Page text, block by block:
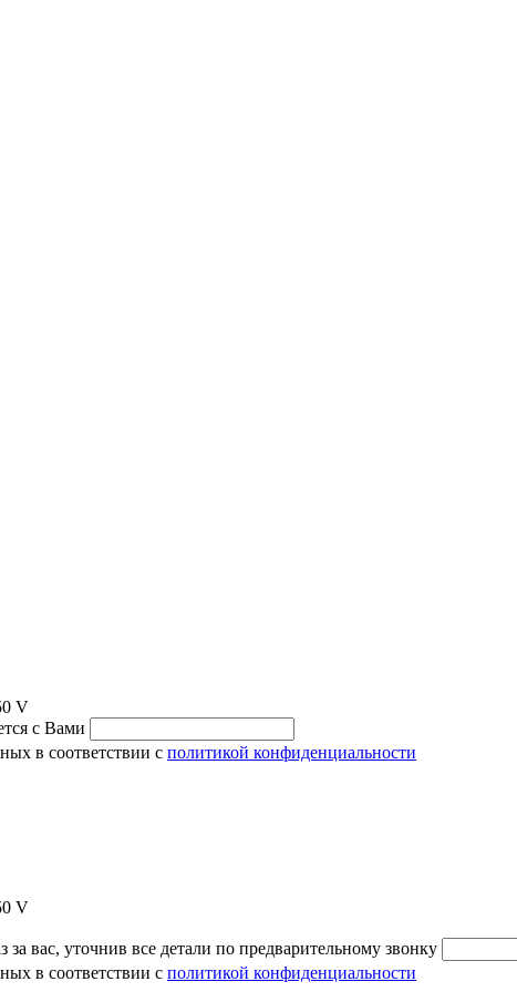
V
с Вами
в соответствии с политикой конфиденциальности
V
вас, уточнив все детали по предварительному звонку
в соответствии с политикой конфиденциальности